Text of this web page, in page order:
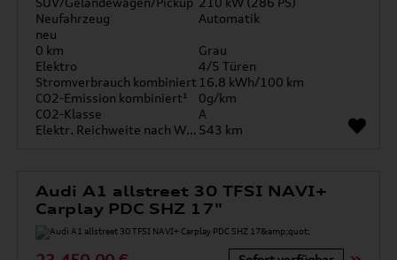
Neufahrzeug
Automatik
neu
0 km
Grau
Elektro
4/5 Türen
Stromverbrauch kombiniert 16.8 kWh/100 km
CO2-Emission kombiniert¹
0g/km
CO2-Klasse
A
Elektr. Reichweite nach WLTP* 543 km
Audi A1 allstreet 30 TFSI NAVI+
Carplay PDC SHZ 17"